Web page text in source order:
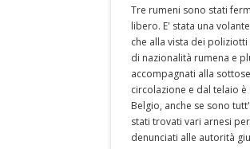
Tre rumeni sono stati
libero. E' stata una
che alla vista dei
di nazionalità rumena e
accompagnati alla
circolazione e dal telaio
Belgio, anche se sono
stati trovati vari arnesi
denunciati alle autorità